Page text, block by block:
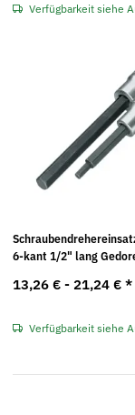
Verfügbarkeit siehe
6-kant 1/2" lang
13,26 € - 21,24 € *
Verfügbarkeit siehe